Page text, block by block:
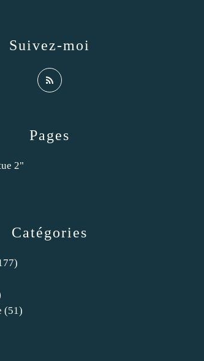
Catégories
(51)
Pages
2"
Suivez-moi